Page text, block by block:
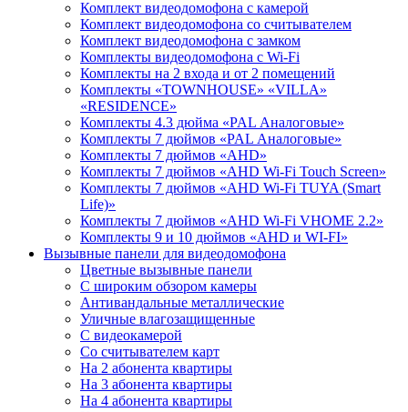
Комплект видеодомофона с камерой
Комплект видеодомофона со считывателем
Комплект видеодомофона c замком
Комплекты видеодомофона с Wi-Fi
Комплекты на 2 входа и от 2 помещений
Комплекты «TOWNHOUSE» «VILLA»
«RESIDENCE»
Комплекты 4.3 дюйма «PAL Аналоговые»
Комплекты 7 дюймов «PAL Аналоговые»
Комплекты 7 дюймов «AHD»
Комплекты 7 дюймов «AHD Wi-Fi Touch Screen»
Комплекты 7 дюймов «AHD Wi-Fi TUYA (Smart
Life)»
Комплекты 7 дюймов «AHD Wi-Fi VHOME 2.2»
Комплекты 9 и 10 дюймов «AHD и WI-FI»
Вызывные панели для видеодомофона
Цветные вызывные панели
С широким обзором камеры
Антивандальные металлические
Уличные влагозащищенные
С видеокамерой
Со считывателем карт
На 2 абонента квартиры
На 3 абонента квартиры
На 4 абонента квартиры